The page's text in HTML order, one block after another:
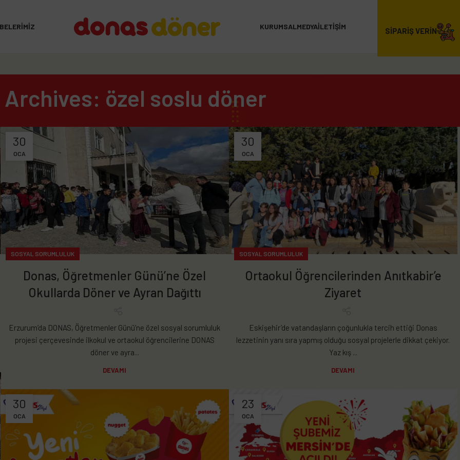
KURUMSALMEDYAİLETIŞIM SİPARİŞ VERİN
Archives: özel soslu döner
30
OCA
SOSYAL SORUMLULUK
Donas, Öğretmenler Günü’ne Özel
Okullarda Döner ve Ayran Dağıttı
Erzurum’da DONAS, Öğretmenler Günü’ne özel sosyal sorumluluk
projesi çerçevesinde ilkokul ve ortaokul öğrencilerine DONAS
döner ve ayra...
DEVAMI
30
OCA
SOSYAL SORUMLULUK
Ortaokul Öğrencilerinden Anıtkabir’e
Ziyaret
Eskişehir’de vatandaşların çoğunlukla tercih ettiği Donas
lezzetinin yanı sıra yapmış olduğu sosyal projelerle dikkat çekiyor.
Yaz kış ...
DEVAMI
30
OCA
23
OCA